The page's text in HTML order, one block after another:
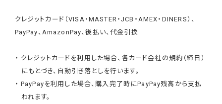
クレジットカード（VISA・MASTER・JCB・AMEX・DINERS）、
PayPay、AmazonPay、後払い、代金引換
・ クレジットカードを利用した場合、各カード会社の規約（締日）
にもとづき、自動引き落としを行います。
・ PayPayを利用した場合、購入完了時にPayPay残高から支払
われます。